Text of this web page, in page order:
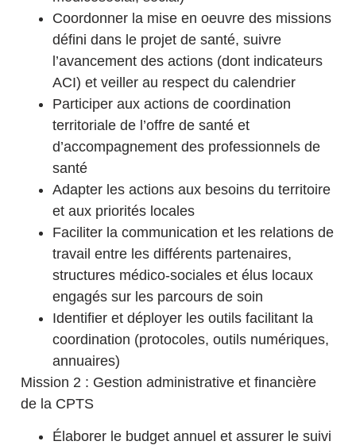
Coordonner la mise en oeuvre des missions
défini dans le projet de santé, suivre
l’avancement des actions (dont indicateurs
ACI) et veiller au respect du calendrier
Participer aux actions de coordination
territoriale de l’offre de santé et
d’accompagnement des professionnels de
santé
Adapter les actions aux besoins du territoire
et aux priorités locales
Faciliter la communication et les relations de
travail entre les différents partenaires,
structures médico-sociales et élus locaux
engagés sur les parcours de soin
Identifier et déployer les outils facilitant la
coordination (protocoles, outils numériques,
annuaires)
Mission 2 : Gestion administrative et financière
de la CPTS
Élaborer le budget annuel et assurer le suivi